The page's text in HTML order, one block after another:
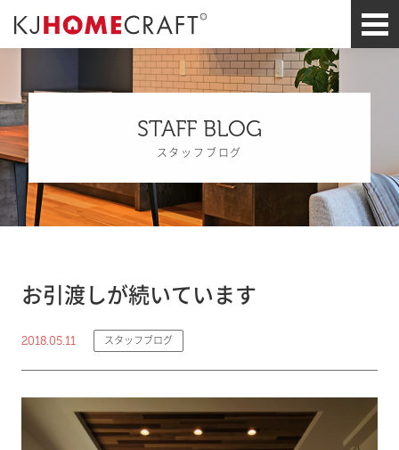
STAFF BLOG
スタッフブログ
お引渡しが続いています
2018.05.11 スタッフブログ